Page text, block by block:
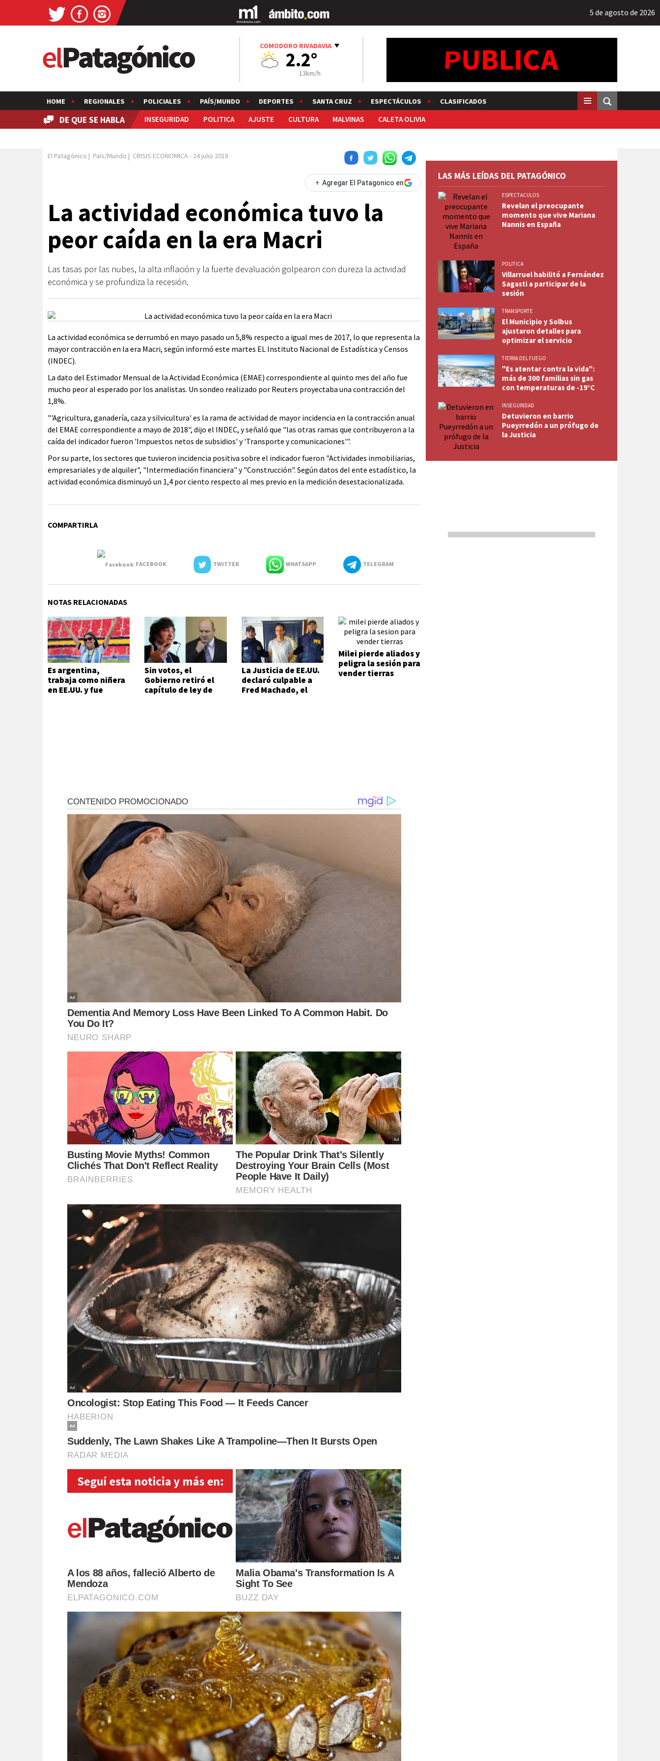
5 de agosto de 2026
COMODORO RIVADAVIA
2.2°
13km/h
HOME REGIONALES POLICIALES PAÍS/MUNDO DEPORTES SANTA CRUZ ESPECTÁCULOS CLASIFICADOS
DE QUE SE HABLA INSEGURIDAD POLITICA AJUSTE CULTURA MALVINAS CALETA OLIVIA
El Patagónico | País/Mundo | CRISIS ECONOMICA- 24 julio 2018
+ Agregar El Patagonico en
La actividad económica tuvo la
peor caída en la era Macri
Las tasas por las nubes, la alta inflación y la fuerte devaluación golpearon con dureza la actividad
económica y se profundiza la recesión.
La actividad económica se derrumbó en mayo pasado un 5,8% respecto a igual mes de 2017, lo que representa la
mayor contracción en la era Macri, según informó este martes EL Instituto Nacional de Estadística y Censos
(INDEC).
La dato del Estimador Mensual de la Actividad Económica (EMAE) correspondiente al quinto mes del año fue
mucho peor al esperado por los analistas. Un sondeo realizado por Reuters proyectaba una contracción del
1,8%.
"'Agricultura, ganadería, caza y silvicultura' es la rama de actividad de mayor incidencia en la contracción anual
del EMAE correspondiente a mayo de 2018", dijo el INDEC, y señaló que "las otras ramas que contribuyeron a la
caída del indicador fueron 'Impuestos netos de subsidios' y 'Transporte y comunicaciones'".
Por su parte, los sectores que tuvieron incidencia positiva sobre el indicador fueron "Actividades inmobiliarias,
empresariales y de alquiler", "Intermediación financiera" y "Construcción". Según datos del ente estadístico, la
actividad económica disminuyó un 1,4 por ciento respecto al mes previo en la medición desestacionalizada.
COMPARTIRLA
FACEBOOK TWITTER WHATSAPP TELEGRAM
NOTAS RELACIONADAS
Es argentina,
trabaja como niñera
en EE.UU. y fue
Sin votos, el
Gobierno retiró el
capítulo de ley de
La Justicia de EE.UU.
declaró culpable a
Fred Machado, el
Milei pierde aliados y
peligra la sesión para
vender tierras
LAS MÁS LEÍDAS DEL PATAGÓNICO
ESPECTACULOS
Revelan el preocupante
momento que vive Mariana
Nannis en España
POLITICA
Villarruel habilitó a Fernández
Sagasti a participar de la
sesión
TRANSPORTE
El Municipio y Solbus
ajustaron detalles para
optimizar el servicio
TIERRA DEL FUEGO
"Es atentar contra la vida":
más de 300 familias sin gas
con temperaturas de -19°C
INSEGURIDAD
Detuvieron en barrio
Pueyrredón a un prófugo de
la Justicia